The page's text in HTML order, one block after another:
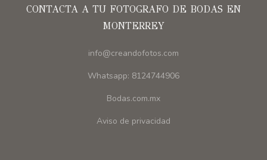
CONTACTA A TU FOTOGRAFO DE BODAS EN
MONTERREY
info@creandofotos.com
Whatsapp: 8124744906
Bodas.com.mx
Aviso de privacidad